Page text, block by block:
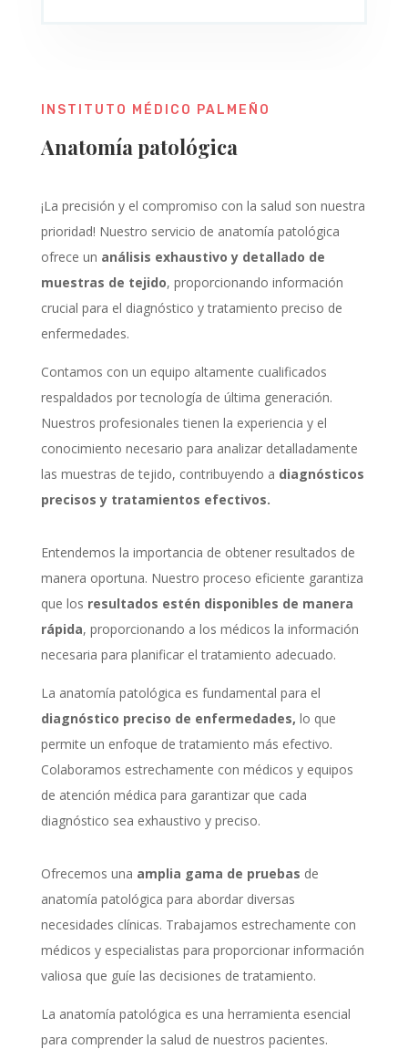
INSTITUTO MÉDICO PALMEÑO
Anatomía patológica
¡La precisión y el compromiso con la salud son nuestra
prioridad! Nuestro servicio de anatomía patológica
ofrece un análisis exhaustivo y detallado de
muestras de tejido, proporcionando información
crucial para el diagnóstico y tratamiento preciso de
enfermedades.
Contamos con un equipo altamente cualificados
respaldados por tecnología de última generación.
Nuestros profesionales tienen la experiencia y el
conocimiento necesario para analizar detalladamente
las muestras de tejido, contribuyendo a diagnósticos
precisos y tratamientos efectivos.
Entendemos la importancia de obtener resultados de
manera oportuna. Nuestro proceso eficiente garantiza
que los resultados estén disponibles de manera
rápida, proporcionando a los médicos la información
necesaria para planificar el tratamiento adecuado.
La anatomía patológica es fundamental para el
diagnóstico preciso de enfermedades, lo que
permite un enfoque de tratamiento más efectivo.
Colaboramos estrechamente con médicos y equipos
de atención médica para garantizar que cada
diagnóstico sea exhaustivo y preciso.
Ofrecemos una amplia gama de pruebas de
anatomía patológica para abordar diversas
necesidades clínicas. Trabajamos estrechamente con
médicos y especialistas para proporcionar información
valiosa que guíe las decisiones de tratamiento.
La anatomía patológica es una herramienta esencial
para comprender la salud de nuestros pacientes.